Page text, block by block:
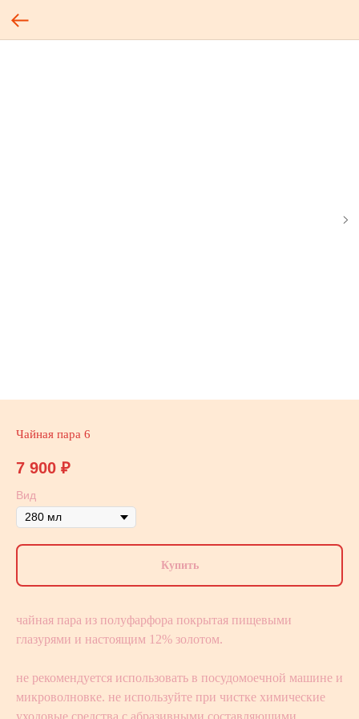
Чайная пара 6
7 900 ₽
Вид
Купить
чайная пара из полуфарфора покрытая пищевыми
глазурями и настоящим 12% золотом.
не рекомендуется использовать в посудомоечной машине и
микроволновке. не используйте при чистке химические